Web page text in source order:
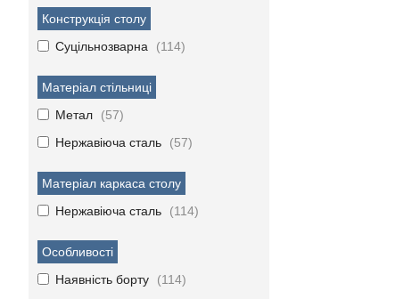
Конструкція столу
Суцільнозварна
114
Матеріал стільниці
Метал
57
Нержавіюча сталь
57
Матеріал каркаса столу
Нержавіюча сталь
114
Особливості
Наявність борту
114